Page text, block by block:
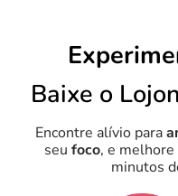
Baixe o
Encontre alívio para
seu foco, e melhore
minutos